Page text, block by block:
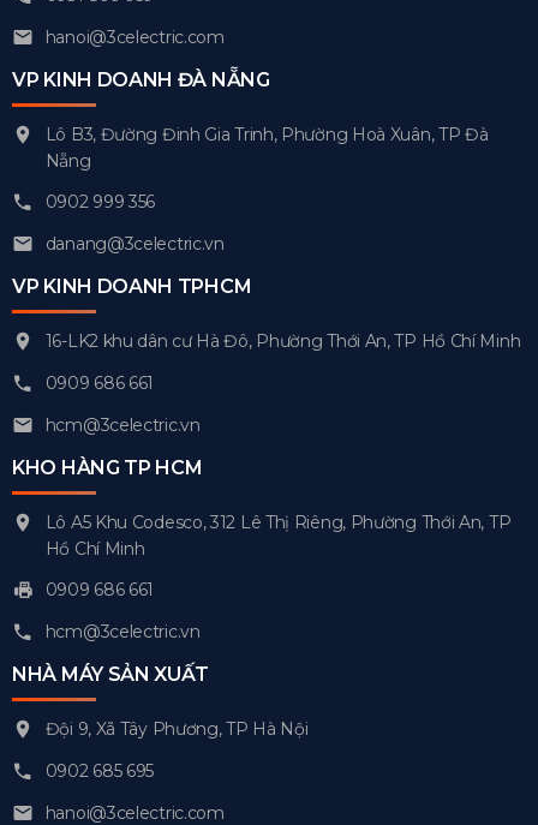
hanoi@3celectric.com
VP KINH DOANH ĐÀ NẴNG
Lô B3, Đường Đinh Gia Trinh, Phường Hoà Xuân, TP Đà
Nẵng
0902 999 356
danang@3celectric.vn
VP KINH DOANH TPHCM
16-LK2 khu dân cư Hà Đô, Phường Thới An, TP Hồ Chí Minh
0909 686 661
hcm@3celectric.vn
KHO HÀNG TP HCM
Lô A5 Khu Codesco, 312 Lê Thị Riêng, Phường Thới An, TP
Hồ Chí Minh
0909 686 661
hcm@3celectric.vn
NHÀ MÁY SẢN XUẤT
Đội 9, Xã Tây Phương, TP Hà Nội
0902 685 695
hanoi@3celectric.com